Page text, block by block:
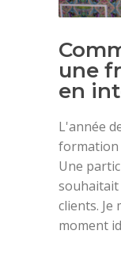
une
en
L'année
formation
Une
souhaitait
clients. Je
moment